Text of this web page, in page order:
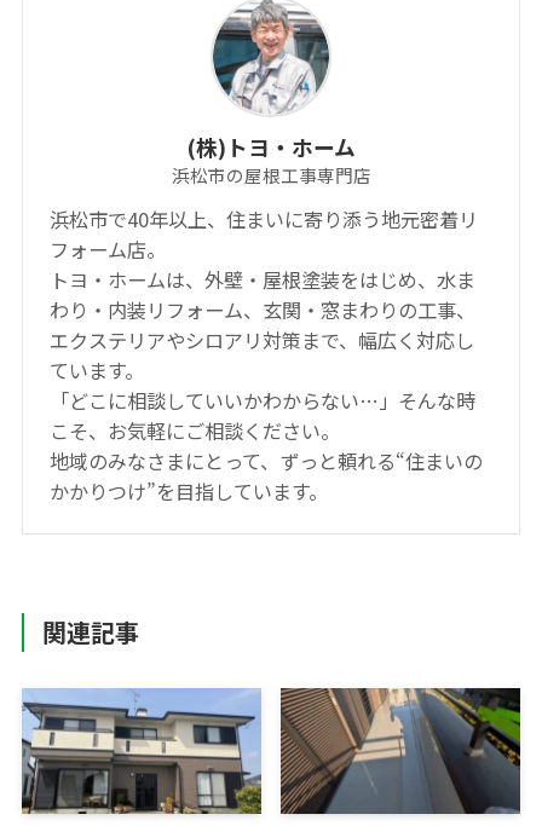
(株)トヨ・ホーム
浜松市の屋根工事専門店
浜松市で40年以上、住まいに寄り添う地元密着リ
フォーム店。
トヨ・ホームは、外壁・屋根塗装をはじめ、水ま
わり・内装リフォーム、玄関・窓まわりの工事、
エクステリアやシロアリ対策まで、幅広く対応し
ています。
「どこに相談していいかわからない…」そんな時
こそ、お気軽にご相談ください。
地域のみなさまにとって、ずっと頼れる“住まいの
かかりつけ”を目指しています。
関連記事